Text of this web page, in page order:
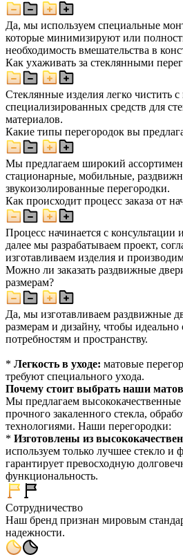
Да, мы используем специальные
которые минимизируют или
необходимость вмешательства в
Как ухаживать за стеклянными
Стеклянные изделия легко чистить
специализированных средств для
материалов.
Какие типы перегородок вы
Мы предлагаем широкий
стационарные, мобильные,
звукоизолированные перегородки.
Как происходит процесс заказа от
Процесс начинается с консультации
далее мы разрабатываем проект,
изготавливаем изделия и
Можно ли заказать раздвижные
размерам?
Да, мы изготавливаем раздвижные
размерам и дизайну, чтобы идеально
потребностям и пространству.
* Легкость в уходе: матовые
требуют специального ухода.
Почему стоит выбрать наши
Мы предлагаем
прочного закаленного стекла,
технологиями. Наши перегородки:
* Изготовлены из
используем только лучшее стекло и
гарантирует превосходную
функциональность.
Сотрудничество
Наш бренд признан мировым
надежности.